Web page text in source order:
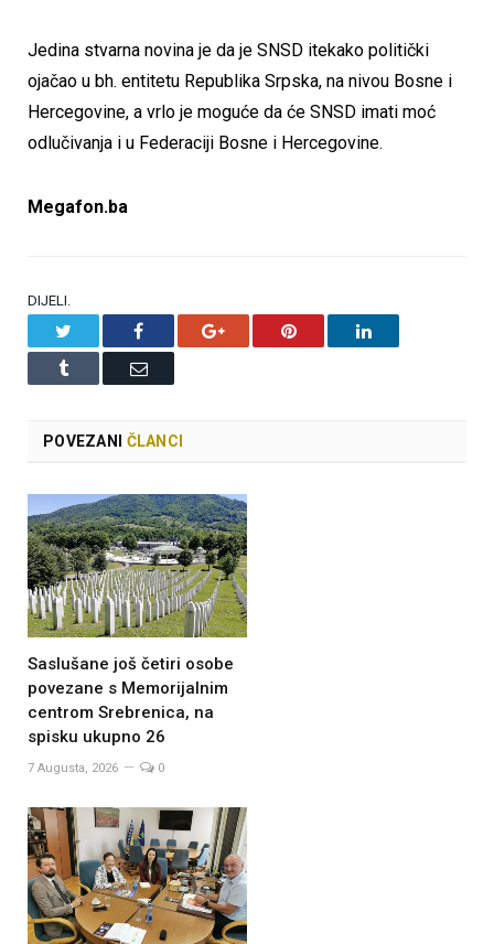
Jedina stvarna novina je da je SNSD itekako politički
ojačao u bh. entitetu Republika Srpska, na nivou Bosne i
Hercegovine, a vrlo je moguće da će SNSD imati moć
odlučivanja i u Federaciji Bosne i Hercegovine.
Megafon.ba
DIJELI.
Facebook Google+ Pinterest LinkedIn
Tumblr Email
POVEZANI ČLANCI
Saslušane još četiri osobe
povezane s Memorijalnim
centrom Srebrenica, na
spisku ukupno 26
7 Augusta, 2026 0